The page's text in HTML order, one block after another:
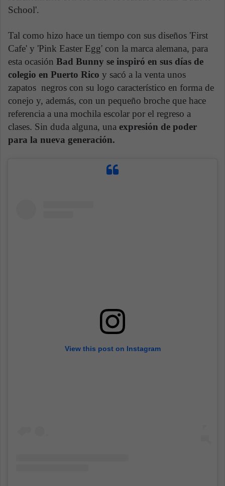
School'.
Tal como hizo hace un tiempo con sus diseños 'First
Cafe' y 'Pink Easter Egg' con la marca alemana, para
esta ocasión Bad Bunny se inspiró en sus días de
colegio en Puerto Rico y sacó a la venta unos
zapatos negros con su logo característico en forma de
conejo y, además, con un pequeño broche que hace
referencia a una mochila escolar por el regreso a
clases. Sin duda alguna, una expresión de poder
para la nueva generación.
View this post on Instagram